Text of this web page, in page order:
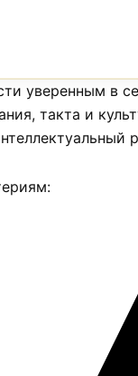
уверенным в
такта и